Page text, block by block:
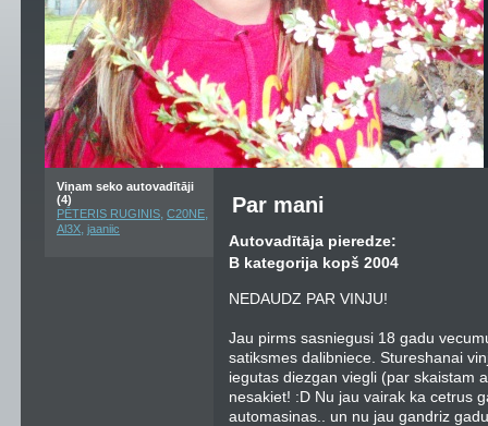
Viņam seko autovadītāji
(4)
PĒTERIS RUGINIS, C20NE,
Al3X, jaaniic
Par mani
Autovadītāja pieredze:
B kategorija kopš 2004
NEDAUDZ PAR VINJU!
Jau pirms sasniegusi 18 gadu
satiksmes dalibniece. Stureshanai
iegutas diezgan viegli (par skaistam
nesakiet! :D Nu jau vairak ka cetrus
automasinas.. un nu jau gandriz